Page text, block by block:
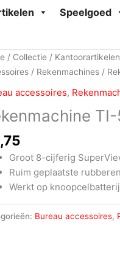
Speelgoed
/ Collectie / Kantoorartikelen
/ Rekenmachines /
accessoires,
Groot 8-cijferig
Ruim geplaatste
Werkt op
Bureau accessoires,